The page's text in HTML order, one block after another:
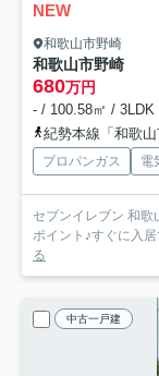
NEW
和歌山市野崎
和歌山市野崎
680万円
- / 100.58㎡ / 3LDK
紀勢本線「和歌
プロパンガス 電
セブンイレブン 和
ポイント♪すぐに入
る
中古一戸建